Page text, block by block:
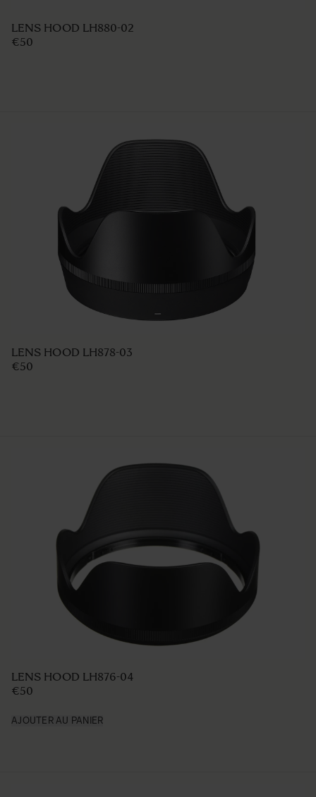
LENS HOOD LH880-02
€50
LENS HOOD LH878-03
€50
LENS HOOD LH876-04
€50
AJOUTER AU PANIER